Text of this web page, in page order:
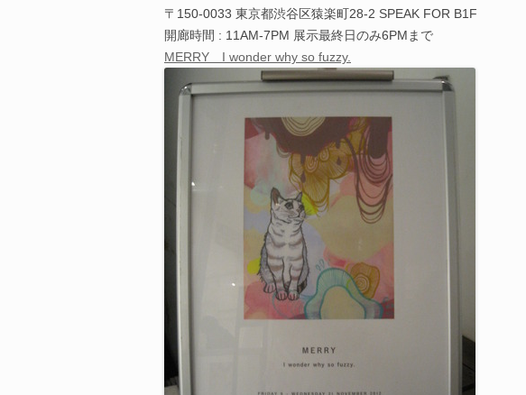
〒150-0033 東京都渋谷区猿楽町28-2 SPEAK FOR B1F
開廊時間 : 11AM-7PM 展示最終日のみ6PMまで
MERRY I wonder why so fuzzy.